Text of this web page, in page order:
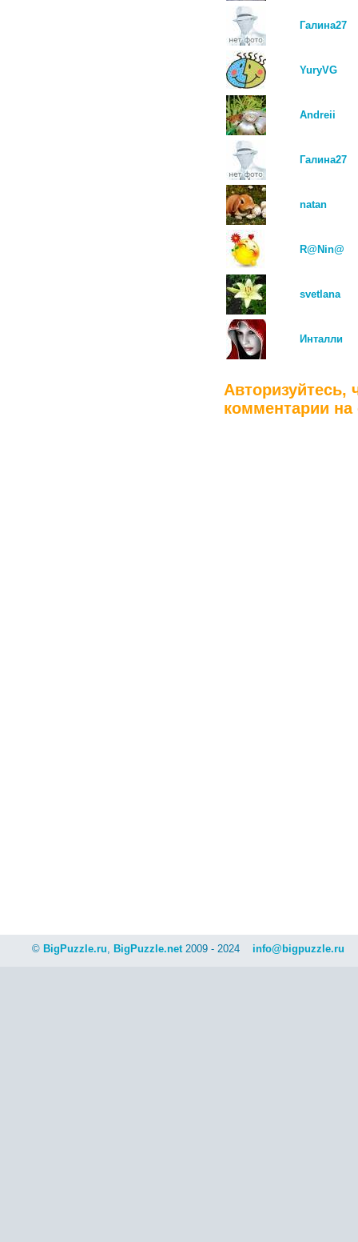
Галина27
YuryVG
Andreii
Галина27
natan
R@Nin@
svetlana
Инталли
Авторизуйтесь,
комментарии на
© BigPuzzle.ru, BigPuzzle.net2009 - 2024 info@bigpuzzle.ru